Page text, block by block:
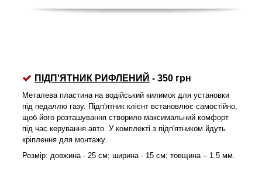
ПІДП'ЯТНИК РИФЛЕНИЙ - 350 грн
Металева пластина на водійський килимок для установки
під педаллю газу. Підп'ятник клієнт встановлює самостійно,
щоб його розташування створило максимальний комфорт
під час керування авто. У комплекті з підп'ятником йдуть
кріплення для монтажу.
Розмір: довжина - 25 см; ширина - 15 см; товщина – 1.5 мм.